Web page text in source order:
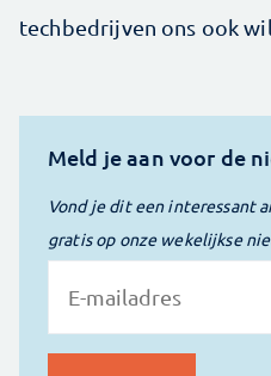
techbedrijven ons ook
Meld je aan voor de
Vond je dit een interessant
gratis op onze wekelijkse